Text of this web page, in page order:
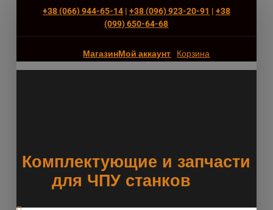
+38 (066) 944-65-14| +38 (096) 923-20-91 | +38
(‎099) 650-64-68
МагазинМой аккаунт Корзина
Комплектующие и запчасти
для ЧПУ станков